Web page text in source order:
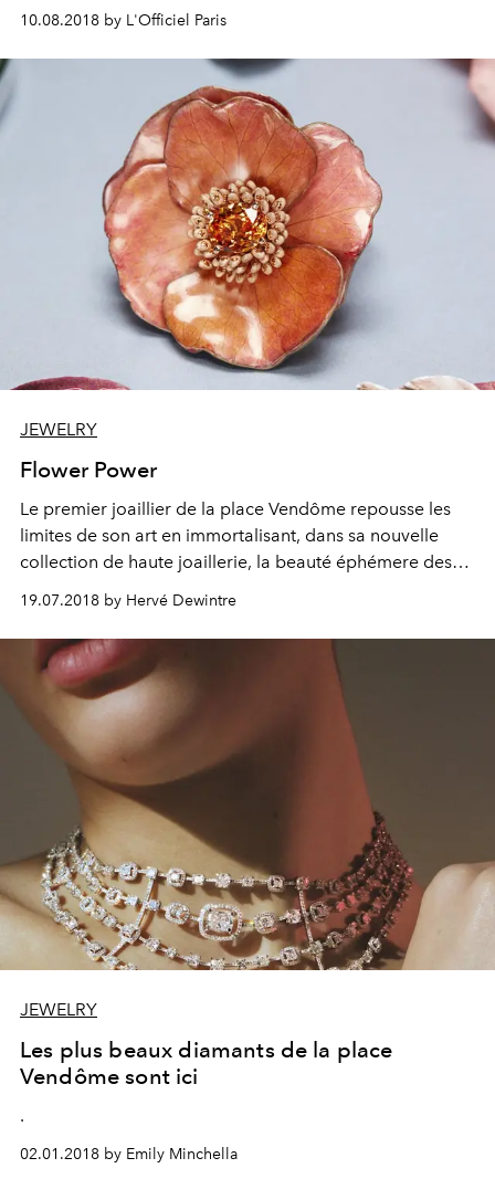
singularité et son nonconformisme. Une collection qui va
en piquer plus d’une, de la bague mobile à l’irrésistible
10.08.2018 by L'Officiel Paris
JEWELRY
Flower Power
Le premier joaillier de la place Vendôme repousse les
limites de son art en immortalisant, dans sa nouvelle
collection de haute joaillerie, la beauté éphémere des
Un exploit joaillier sans précédent qui méritait bien un
éclairage approfondi.
19.07.2018 by Hervé Dewintre
JEWELRY
Les plus beaux diamants de la place
Vendôme sont ici
.
02.01.2018 by Emily Minchella